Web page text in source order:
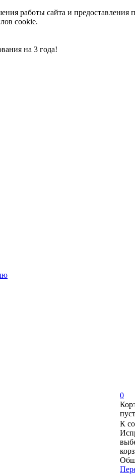
работы сайта и предоставления
cookie.
на 3 года!
0
К